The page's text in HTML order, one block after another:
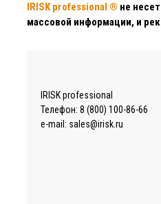
IRISK professional ® не
массовой информации, и
IRISK professional
Телефон: 8 (800) 100-86-66
e-mail: sales@irisk.ru